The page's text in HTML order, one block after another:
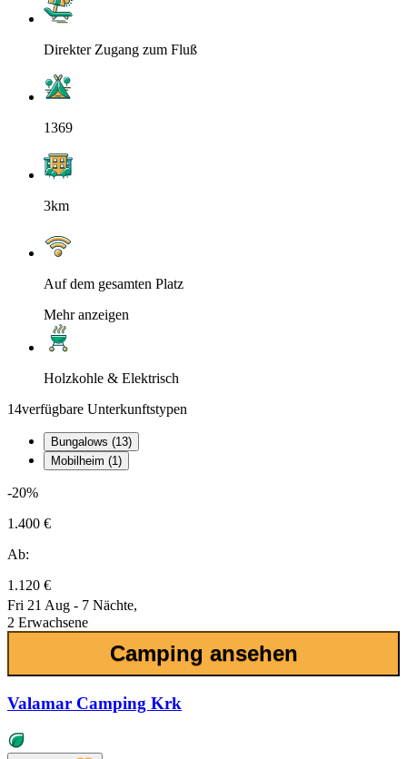
Direkter Zugang zum Fluß
1369
3km
Auf dem gesamten Platz
Mehr anzeigen
Holzkohle & Elektrisch
14verfügbare Unterkunftstypen
Bungalows (13)
Mobilheim (1)
-20%
1.400 €
Ab:
1.120 €
Fri 21 Aug - 7 Nächte,
2 Erwachsene
Camping ansehen
Valamar Camping Krk